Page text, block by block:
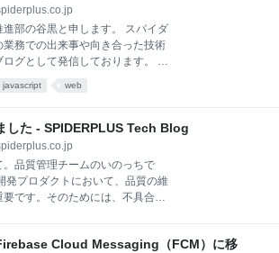
思わないと知らないことだらけの
、知っていると開発効率が高まる
すでにご存じの方は、「あるあ
ものについては、「そんなのあ
マンド まずは、馴染みの深い部分
ファイル内で文字検索 Comma
進部の谷黒と申します。 スパイダ
業務での出来事や向き合った技術
グとして発信しております。 さ
埋め込みたい時などに使うこと
内の値をフレームの外の世界に
今回、私たちはヘッドレスな
データ受け渡し専用に用いた手法
を行いました。その方法を紹介い
開発を担当している
機能を提供するSPIDERPLUSとは
javascript web
した - SPIDERPLUS Tech Blog
。品質管理チームのいのっちで
発プロダクトにおいて、品質の維
です。そのためには、不具合の
は、お客様からのフィードバッ
Cloud Messaging（FCM）に移